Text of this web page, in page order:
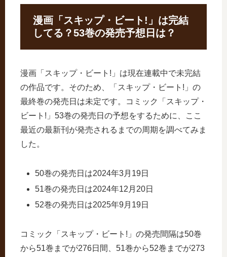
漫画「スキップ・ビート!」は完結
してる？53巻の発売予想日は？
漫画「スキップ・ビート!」は現在連載中で未完結
の作品です。そのため、「スキップ・ビート!」の
最終巻の発売日は未定です。コミック「スキップ・
ビート!」53巻の発売日の予想をするために、ここ
最近の最新刊が発売されるまでの周期を調べてみま
した。
50巻の発売日は2024年3月19日
51巻の発売日は2024年12月20日
52巻の発売日は2025年9月19日
コミック「スキップ・ビート!」の発売間隔は50巻
から51巻までが276日間、51巻から52巻までが273